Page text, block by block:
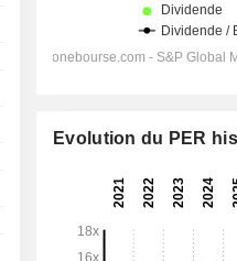
27 593 29
26,84% 14,2%
16 151
Evolution du PER